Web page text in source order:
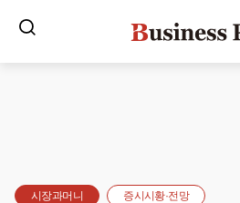
시장과머니 증시시황·전망